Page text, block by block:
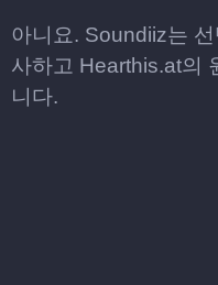
아니요. Soundiiz는
사하고 Hearthis.at의
니다.